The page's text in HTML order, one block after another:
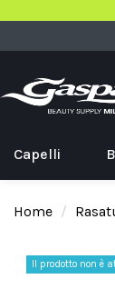
Capelli
Home
Il prodotto non è